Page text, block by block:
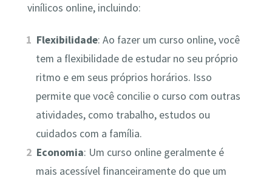
vinílicos online, incluindo:
Flexibilidade: Ao fazer um curso online, você
tem a flexibilidade de estudar no seu próprio
ritmo e em seus próprios horários. Isso
permite que você concilie o curso com outras
atividades, como trabalho, estudos ou
cuidados com a família.
Economia: Um curso online geralmente é
mais acessível financeiramente do que um